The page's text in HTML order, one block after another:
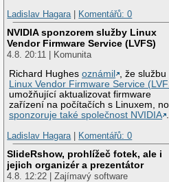
Ladislav Hagara| Komentářů: 0
NVIDIA sponzorem služby Linux
Vendor Firmware Service (LVFS)
4.8. 20:11 | Komunita
Richard Hughesoznámil
, že službu
Linux Vendor Firmware Service
umožňující aktualizovat firmware
zařízení na počítačích s Linuxem,
sponzoruje také společnost NVIDIA .
Ladislav Hagara| Komentářů: 0
SlideRshow, prohlížeč fotek, ale i
jejich organizér a prezentátor
4.8. 12:22 | Zajímavý software